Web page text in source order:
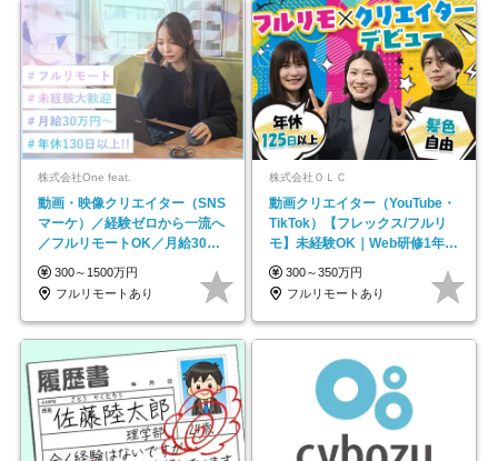
株式会社One feat.
動画・映像クリエイター（SNS
マーケ）／経験ゼロから一流へ
／フルリモートOK／月給30万
円～／年休130日以上
300～1500万円
フルリモートあり
株式会社ＯＬＣ
動画クリエイター（YouTube・
TikTok）【フレックス/フルリ
モ】未経験OK｜Web研修1年間
｜副業OK
300～350万円
フルリモートあり